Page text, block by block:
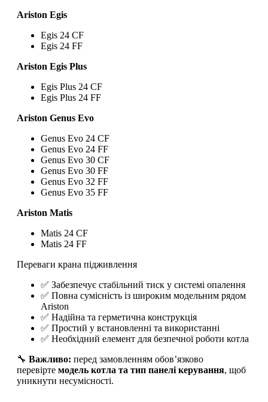
Ariston Egis
Egis 24 CF
Egis 24 FF
Ariston Egis Plus
Egis Plus 24 CF
Egis Plus 24 FF
Ariston Genus Evo
Genus Evo 24 CF
Genus Evo 24 FF
Genus Evo 30 CF
Genus Evo 30 FF
Genus Evo 32 FF
Genus Evo 35 FF
Ariston Matis
Matis 24 CF
Matis 24 FF
Переваги крана підживлення
✅ Забезпечує стабільний тиск у системі опалення
✅ Повна сумісність із широким модельним рядом
Ariston
✅ Надійна та герметична конструкція
✅ Простий у встановленні та використанні
✅ Необхідний елемент для безпечної роботи котла
🔧 Важливо: перед замовленням обов’язково
перевірте модель котла та тип панелі керування, щоб
уникнути несумісності.